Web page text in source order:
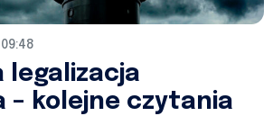
legalizacja
– kolejne czytania